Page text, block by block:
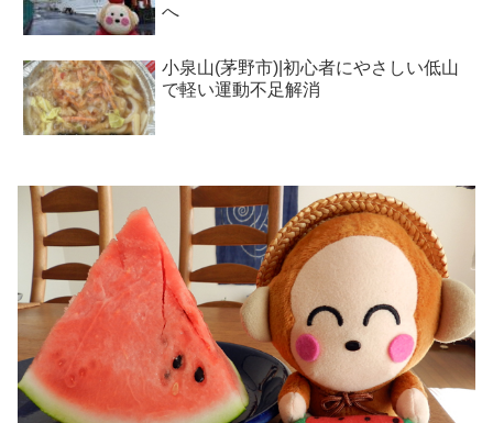
へ
小泉山(茅野市)|初心者にやさしい低山
で軽い運動不足解消